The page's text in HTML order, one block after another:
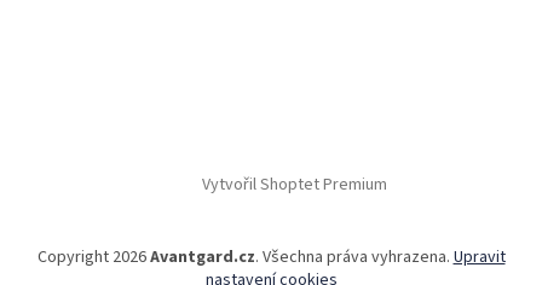
Vytvořil Shoptet Premium
Copyright 2026Avantgard.cz. Všechna práva vyhrazena.Upravit